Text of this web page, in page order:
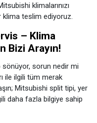
klimalarınızı
klima teslim ediyoruz.
– Klima
Bizi Arayın!
sönüyor, sorun nedir mi
ile ilgili tüm merak
Mitsubishi split tipi, yer
daha fazla bilgiye sahip